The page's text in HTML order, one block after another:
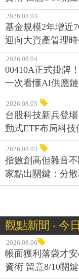
2026.08.04
基金規模2年增近
迎向大資產管理
2026.08.04
00410A正式掛牌
一次看懂AI供應
2026.08.03
台股科技新兵登
動式ETF布局科
2026.08.03
指數創高但雜音
家點出關鍵：分
觀點新聞 ‧ 今
2026.08.06
帳面獲利落袋才
資術 留意8/10關鍵